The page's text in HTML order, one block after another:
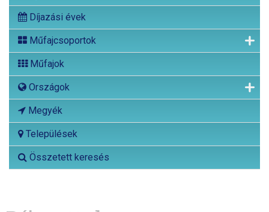
Díjazási évek
Műfajcsoportok
Műfajok
Országok
Megyék
Települések
Összetett keresés